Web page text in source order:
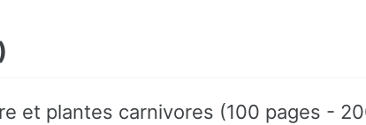
et plantes carnivores (100 pages -